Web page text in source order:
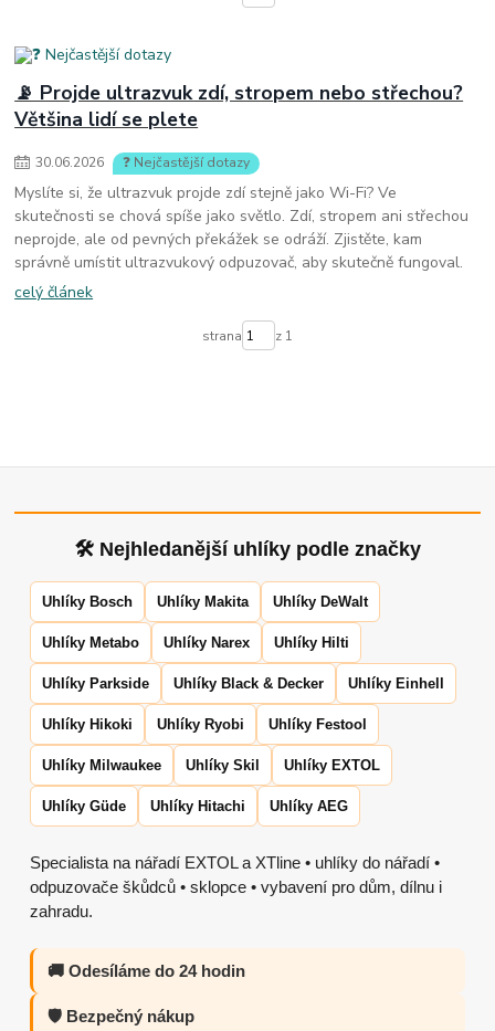
📡 Projde ultrazvuk zdí, stropem nebo střechou?
Většina lidí se plete
30.06.2026 ❓ Nejčastější dotazy
Myslíte si, že ultrazvuk projde zdí stejně jako Wi-Fi? Ve
skutečnosti se chová spíše jako světlo. Zdí, stropem ani střechou
neprojde, ale od pevných překážek se odráží. Zjistěte, kam
správně umístit ultrazvukový odpuzovač, aby skutečně fungoval.
celý článek
strana z 1
🛠 Nejhledanější uhlíky podle značky
Uhlíky Bosch Uhlíky Makita Uhlíky DeWalt
Uhlíky Metabo Uhlíky Narex Uhlíky Hilti
Uhlíky Parkside Uhlíky Black & Decker Uhlíky Einhell
Uhlíky Hikoki Uhlíky Ryobi Uhlíky Festool
Uhlíky Milwaukee Uhlíky Skil Uhlíky EXTOL
Uhlíky Güde Uhlíky Hitachi Uhlíky AEG
Specialista na nářadí EXTOL a XTline • uhlíky do nářadí •
odpuzovače škůdců • sklopce • vybavení pro dům, dílnu i
zahradu.
🚚 Odesíláme do 24 hodin
🛡️ Bezpečný nákup